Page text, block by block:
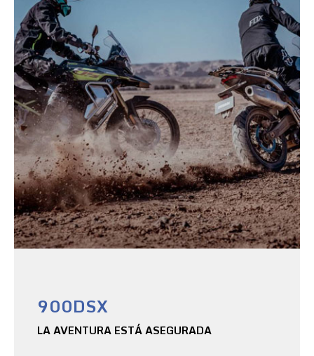
900DSX
LA AVENTURA ESTÁ ASEGURADA